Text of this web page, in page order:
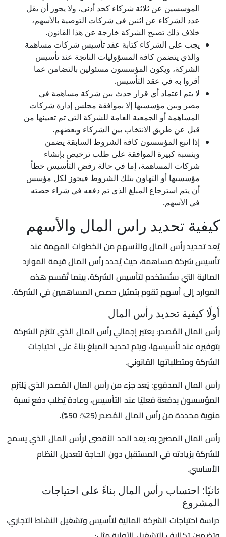
المؤسسين عن ثلاثة شركاء كحد أدنى، ولا يجوز أن يقل
عدد الشركاء عن اثنين في شركات التوصية بالأسهم،
خلاف ذلك تصبح الشركة خارجة عن هذا القانون.
يجب على الشركاء كتابة عقد تأسيس شركات مساهمة
والذي يتضمن كافة المسؤوليات الناتجة عند تأسيس
الشركة، ويكون المؤسسون مسئولين بالتضامن عما
أقروا به في عقد التأسيس.
لا يتم اعتماد أي قرار حدث بين شركة مساهمة في
مصر وبين مؤسسيها إلا بموافقة مجلس إدارة شركات
المساهمة أو الجمعية العامة للشركة التى تم تعيينها من
قبل عن طريق الانتخاب بين الشركاء وبعضهم.
إذا اتبع المؤسسون كافة الشروط السابقة يضمن
وبنسبة كبيرة الموافقة على طلب ترخيص بإنشاء
شركات المساهمة، إما في حالة رفض التأسيس خطأ
مؤسسيها أو التهاون بتلك الشروط فيجوز لكل مؤسس
أن يتم استرجاع المبلغ الذي تم دفعه في شراء حصته
في الأسهم.
كيفية تحديد راس المال والأسهم
يُعد تحديد رأس المال والأسهم من الخطوات المهمة عند
تأسيس شركة مساهمة، حيث يُحدد رأس المال قيمة الموارد
المالية التي ستُستخدم لتأسيس الشركة، بينما تُقسم هذه
الموارد إلى أسهم تقوم بتمثيل حصص المساهمين في الشركة.
أولًا كيفية تحديد رأس المال
رأس المال المُصدر: يعتبر إجمالي رأس المال الذي تلتزم الشركة
بتوفيره عند تأسيسها، ويتم تحديد المبلغ بناءً على احتياجات
الشركة ومتطلباتها القانوني.
رأس المال المدفوع: يُعد جزء من رأس المال المُصدر الذي يُلتزم
المؤسسون بدفعة فعليًا عند التأسيس، وعادة يُطلب دفع نسبة
مئوية محددة من رأس المال المُصدر (25%: 50%).
رأس المال المصرح به: يعد الحد الأقصى لرأس المال الذي يسمح
للشركة بزيادته في المستقبل دون الحاجة لتعديل النظام
الأساسي.
ثانيًا: احتساب رأس المال بناءً على احتياجات
المشروع
دراسة احتياجات الشركة المالية لتأسيس وتشغيل النشاط التجاري،